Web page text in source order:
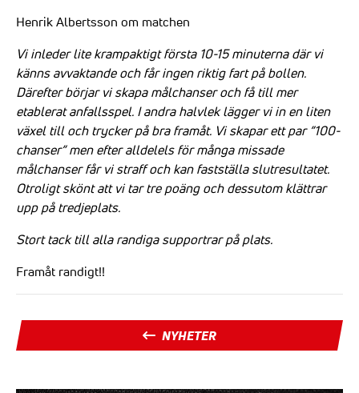
Henrik Albertsson om matchen
Vi inleder lite krampaktigt första 10-15 minuterna där vi
känns avvaktande och får ingen riktig fart på bollen.
Därefter börjar vi skapa målchanser och få till mer
etablerat anfallsspel. I andra halvlek lägger vi in en liten
växel till och trycker på bra framåt. Vi skapar ett par ”100-
chanser” men efter alldelels för många missade
målchanser får vi straff och kan fastställa slutresultatet.
Otroligt skönt att vi tar tre poäng och dessutom klättrar
upp på tredjeplats.
Stort tack till alla randiga supportrar på plats.
Framåt randigt!!
NYHETER